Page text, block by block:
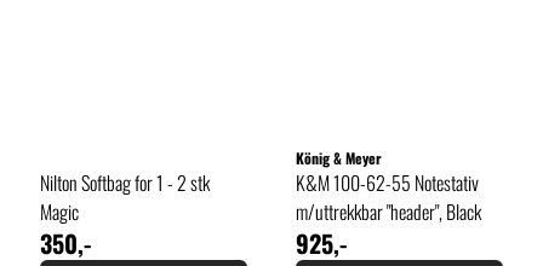
Nilton Softbag for 1 - 2 stk
Magic
350,-
König & Meyer
K&M 100-62-55 Notestativ
m/uttrekkbar "header", Black
925,-